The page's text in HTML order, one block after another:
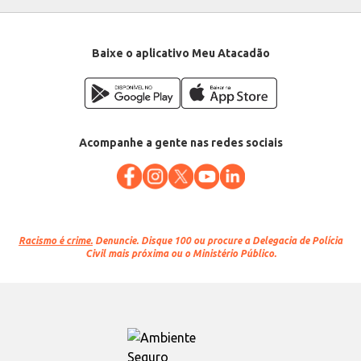
Baixe o aplicativo Meu Atacadão
Acompanhe a gente nas redes sociais
Racismo é crime. Denuncie. Disque 100 ou procure a Delegacia de Polícia
Civil mais próxima ou o Ministério Público.